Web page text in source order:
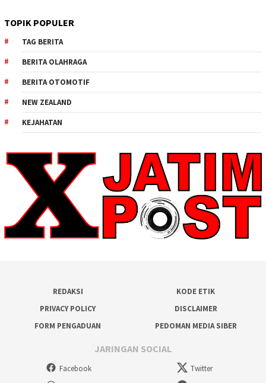
TOPIK POPULER
TAG BERITA
BERITA OLAHRAGA
BERITA OTOMOTIF
NEW ZEALAND
KEJAHATAN
REDAKSI
KODE ETIK
PRIVACY POLICY
DISCLAIMER
FORM PENGADUAN
PEDOMAN MEDIA SIBER
JARINGAN SOCIAL
Facebook
Twitter